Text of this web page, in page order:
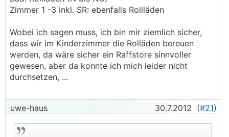
Zimmer 1 -3 inkl. SR: ebenfalls Rollläden
Wobei ich sagen muss, ich bin mir ziemlich sicher,
dass wir im Kinderzimmer die Rolläden bereuen
werden, da wäre sicher ein Raffstore sinnvoller
gewesen, aber da konnte ich mich leider nicht
durchsetzen, ...
uwe-haus 30.7.2012 (#21)